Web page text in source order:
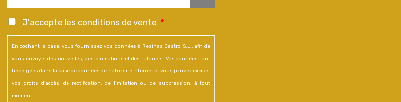
J'accepte les conditions de vente *
En cochant la case, vous fournissez vos données à Resinas Castro S.L., afin de
vous envoyer des nouvelles, des promotions et des tutoriels. Vos données sont
hébergées dans la base de données de notre site Internet et vous pouvez exercer
vos droits d'accès, de rectification, de limitation ou de suppression, à tout
moment.